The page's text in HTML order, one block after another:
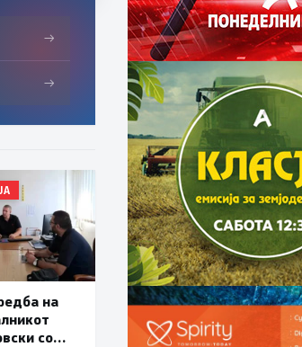
→
→
на
со